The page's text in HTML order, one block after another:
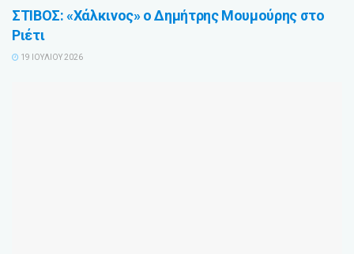
ΣΤΙΒΟΣ: «Χάλκινος» ο Δημήτρης Μουμούρης στο
Ριέτι
19 ΙΟΥΛΊΟΥ 2026